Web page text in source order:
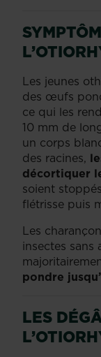
Les jeunes
des œufs
ce qui les
10 mm de
un corps
des racines,
décortiquer
soient
flétrisse puis
Les
insectes sans
pondre
LES